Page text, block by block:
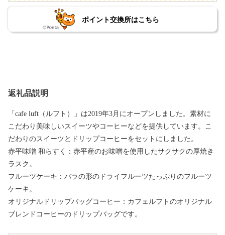
ポイント交換所はこちら
返礼品説明
「cafe luft（ルフト）」は2019年3月にオープンしました。素材に
こだわり美味しいスイーツやコーヒーなどを提供しています。こ
だわりのスイーツとドリップコーヒーをセットにしました。
赤平味噌 和らすく：赤平産のお味噌を使用したサクサクの厚焼き
ラスク。
フルーツケーキ：バラの形のドライフルーツたっぷりのフルーツ
ケーキ。
オリジナルドリップバッグコーヒー：カフェルフトのオリジナル
ブレンドコーヒーのドリップバッグです。